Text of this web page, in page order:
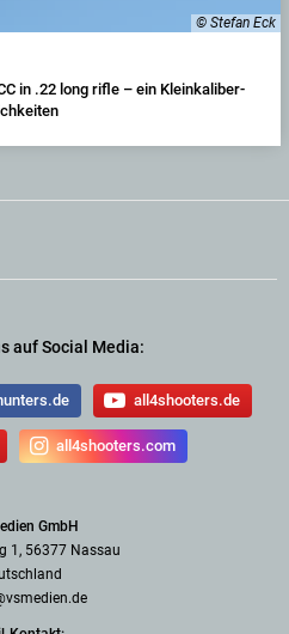
© Stefan Eck
in .22 long rifle – ein Kleinkaliber-
auf Social Media:
all4shooters.de
all4shooters.com
GmbH
1, 56377 Nassau